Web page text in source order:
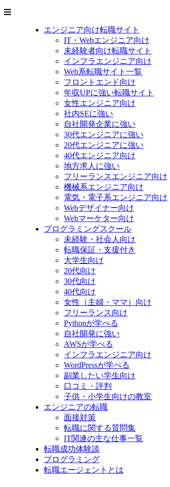
エンジニア向け転職サイト
IT・Webエンジニア向け
未経験者向け転職サイト
インフラエンジニア向け
Web系転職サイト一覧
フロントエンド向け
年収UPに強い転職サイト
女性エンジニア向け
社内SEに強い
自社開発企業に強い
30代エンジニアに強い
20代エンジニアに強い
40代エンジニア向け
地方求人に強い
フリーランスエンジニア向け
機械系エンジニア向け
電気・電子系エンジニア向け
Webデザイナー向け
Webマーケター向け
プログラミングスクール
未経験・社会人向け
転職保証・支援付き
大学生向け
20代向け
30代向け
40代向け
女性（主婦・ママ）向け
フリーランス向け
Pythonが学べる
自社開発に強い
AWSが学べる
インフラエンジニア向け
WordPressが学べる
副業したい学生向け
口コミ・評判
子供・小学生向けの教室
エンジニアの転職
面接対策
転職に関する質問集
IT関連の主な仕事一覧
転職成功体験談
プログラミング
転職エージェントとは